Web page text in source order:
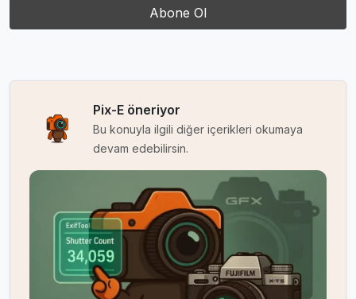
Pix-E öneriyor
Bu konuyla ilgili diğer içerikleri okumaya
devam edebilirsin.